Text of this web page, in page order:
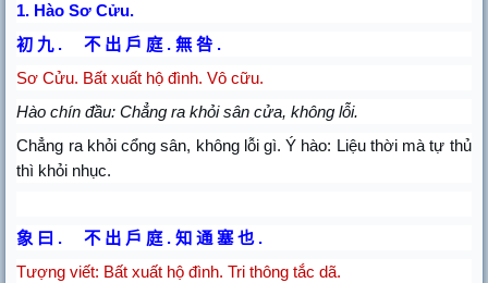
1. Hào Sơ Cửu.
初 九 . 不 出 戶 庭 . 無 咎 .
Sơ Cửu. Bất xuất hộ đình. Vô cữu.
Hào chín đầu: Chẳng ra khỏi sân cửa, không lỗi.
Chẳng ra khỏi cổng sân, không lỗi gì. Ý hào: Liệu thời mà tự thủ
thì khỏi nhục.
象 曰 . 不 出 戶 庭 . 知 通 塞 也 .
Tượng viết: Bất xuất hộ đình. Tri thông tắc dã.